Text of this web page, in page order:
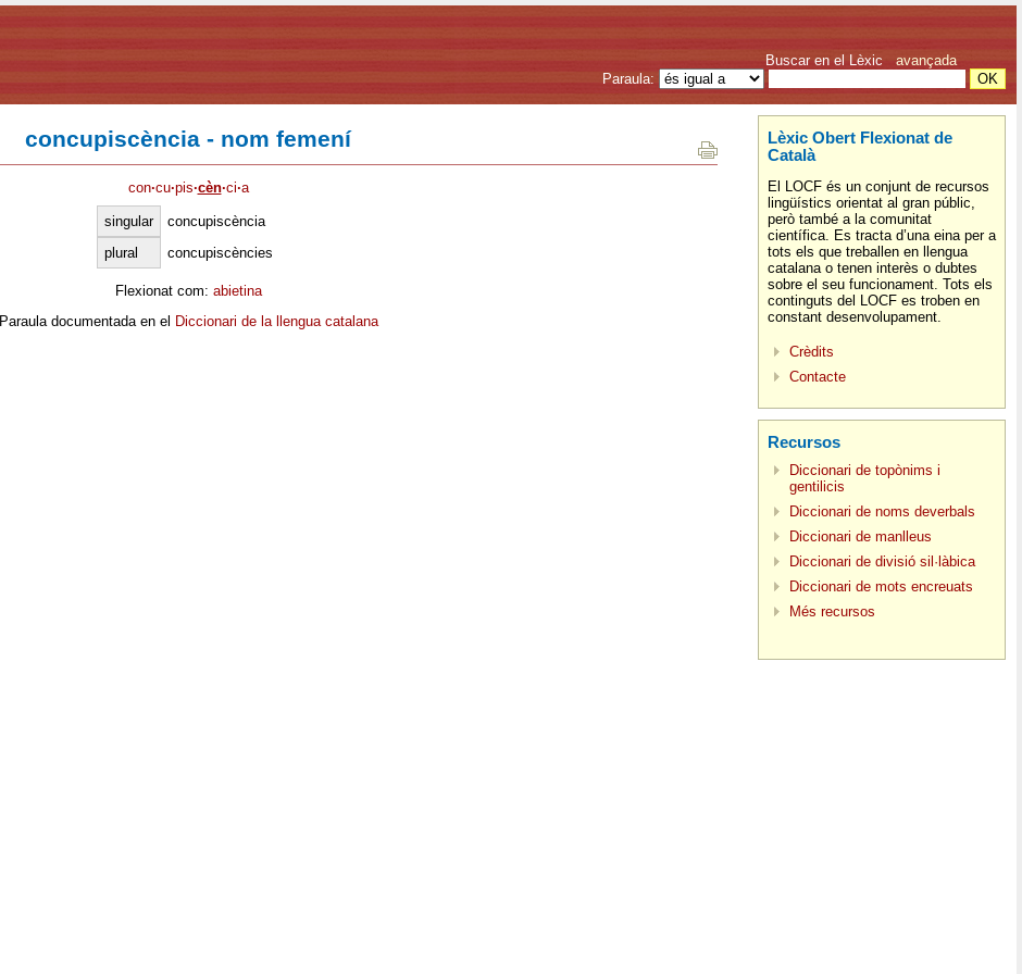
Buscar en el Lèxic avançada
Paraula:
concupiscència - nom femení
con·cu·pis·cèn·ci·a
singular
concupiscència
plural
concupiscències
Flexionat com: abietina
Paraula documentada en el Diccionari de la llengua catalana
Lèxic Obert Flexionat de
Català
El LOCF és un conjunt de recursos
lingüístics orientat al gran públic,
però també a la comunitat
científica. Es tracta d’una eina per a
tots els que treballen en llengua
catalana o tenen interès o dubtes
sobre el seu funcionament. Tots els
continguts del LOCF es troben en
constant desenvolupament.
Crèdits
Contacte
Recursos
Diccionari de topònims i
gentilicis
Diccionari de noms deverbals
Diccionari de manlleus
Diccionari de divisió sil·làbica
Diccionari de mots encreuats
Més recursos